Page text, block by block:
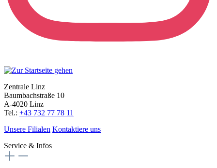
Zentrale Linz
Baumbachstraße 10
A-4020 Linz
Tel.: +43 732 77 78 11
Unsere Filialen Kontaktiere uns
Service & Infos